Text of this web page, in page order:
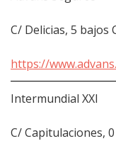
C/ Delicias, 5 bajos
https://
Intermundial XXI
C/ Capitulaciones,